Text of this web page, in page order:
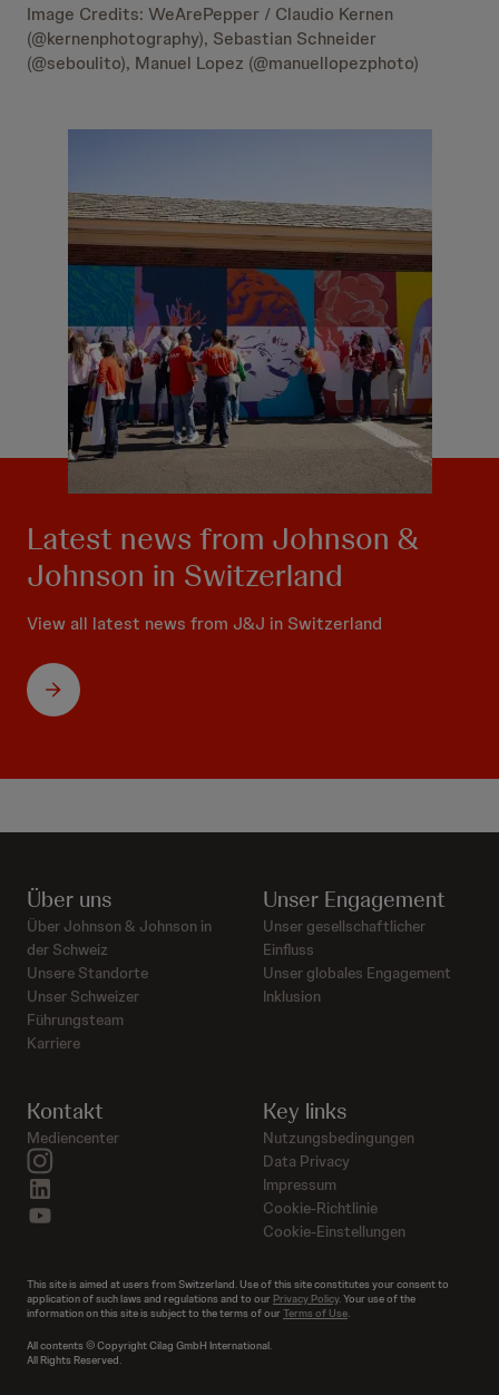
Image Credits: WeArePepper / Claudio Kernen
(@kernenphotography), Sebastian Schneider
(@seboulito), Manuel Lopez (@manuellopezphoto)
Latest news from Johnson &
Johnson in Switzerland
View all latest news from J&J in Switzerland
Über uns
Über Johnson & Johnson in
der Schweiz
Unsere Standorte
Unser Schweizer
Führungsteam
Karriere
Unser Engagement
Unser gesellschaftlicher
Einfluss
Unser globales Engagement
Inklusion
Kontakt
Mediencenter
Key links
Nutzungsbedingungen
Data Privacy
Impressum
Cookie-Richtlinie
Cookie-Einstellungen
This site is aimed at users from Switzerland. Use of this site constitutes your consent to
application of such laws and regulations and to our Privacy Policy. Your use of the
information on this site is subject to the terms of ourTerms of Use.
All contents © Copyright Cilag GmbH International.
All Rights Reserved.